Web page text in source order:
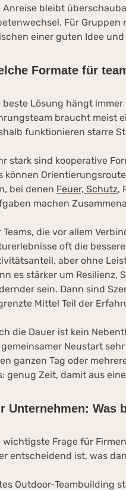
Anreise bleibt
Für
einer guten Idee
Formate für
beste Lösung hängt
braucht meist
funktionieren starre
stark sind kooperative
können
bei denen Feuer, Schutz,
machen
Teams, die vor allem
oft die
aber ohne
es stärker um
sein. Dann sind
Mittel Teil der
die Dauer ist kein
Neustart
ganzen Tag oder
genug Zeit, damit aus
Unternehmen: Was
wichtigste Frage für
entscheidend ist, was
Outdoor-Teambuilding